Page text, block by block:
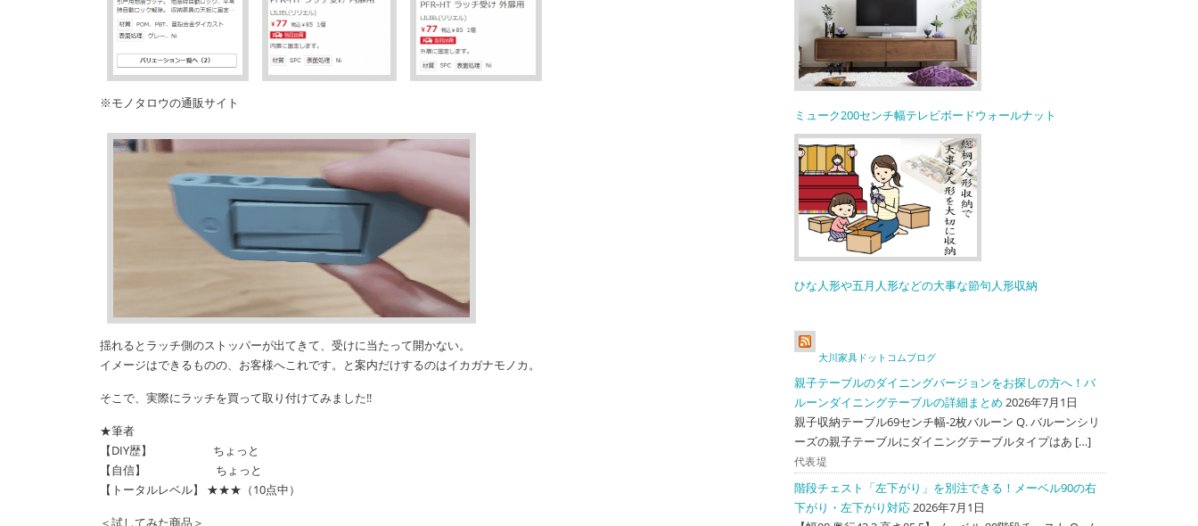
※モノタロウの通販サイト
揺れるとラッチ側のストッパーが出てきて、受けに当たって開かない。
イメージはできるものの、お客様へこれです。と案内だけするのはイカガナモノカ。
そこで、実際にラッチを買って取り付けてみました!!
★筆者
【DIY歴】 ちょっと
【自信】 ちょっと
【トータルレベル】 ★★★（10点中）
＜試してみた商品＞
ミューク200センチ幅テレビボードウォールナット
ひな人形や五月人形などの大事な節句人形収納
大川家具ドットコムブログ
親子テーブルのダイニングバージョンをお探しの方へ！バ
ルーンダイニングテーブルの詳細まとめ 2026年7月1日
親子収納テーブル69センチ幅-2枚バルーン Q. バルーンシリ
ーズの親子テーブルにダイニングテーブルタイプはあ […]
代表堤
階段チェスト「左下がり」を別注できる！メーベル90の右
下がり・左下がり対応 2026年7月1日